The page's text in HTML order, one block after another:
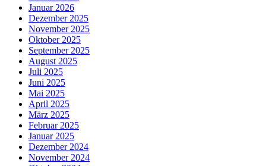
Januar 2026
Dezember 2025
November 2025
Oktober 2025
September 2025
August 2025
Juli 2025
Juni 2025
Mai 2025
April 2025
März 2025
Februar 2025
Januar 2025
Dezember 2024
November 2024